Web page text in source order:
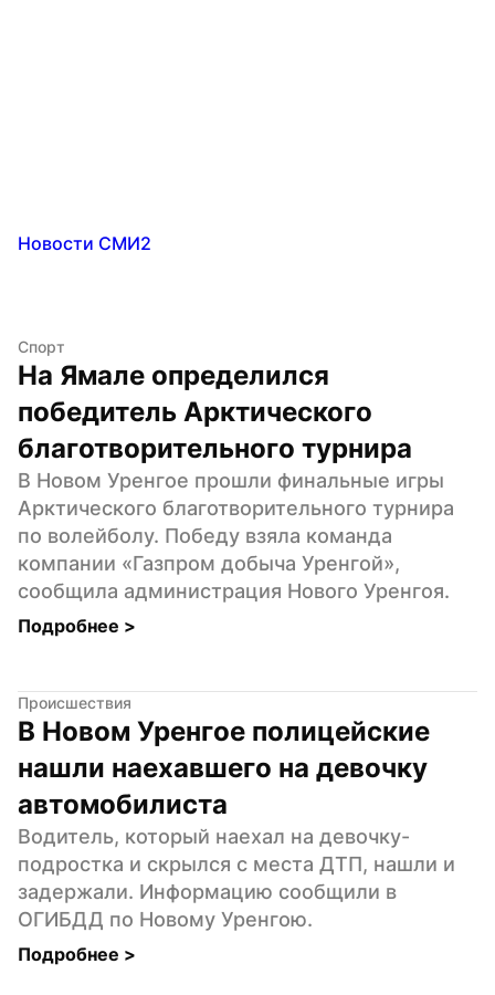
Новости СМИ2
Спорт
На Ямале определился
победитель Арктического
благотворительного турнира
В Новом Уренгое прошли финальные игры
Арктического благотворительного турнира
по волейболу. Победу взяла команда
компании «Газпром добыча Уренгой»,
сообщила администрация Нового Уренгоя.
Подробнее >
Происшествия
В Новом Уренгое полицейские
нашли наехавшего на девочку
автомобилиста
Водитель, который наехал на девочку-
подростка и скрылся с места ДТП, нашли и
задержали. Информацию сообщили в
ОГИБДД по Новому Уренгою.
Подробнее >